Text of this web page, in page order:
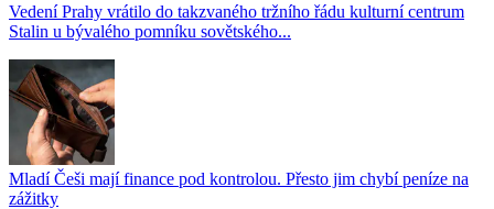
Vedení Prahy vrátilo do takzvaného tržního řádu kulturní centrum
Stalin u bývalého pomníku sovětského...
Mladí Češi mají finance pod kontrolou. Přesto jim chybí peníze na
zážitky